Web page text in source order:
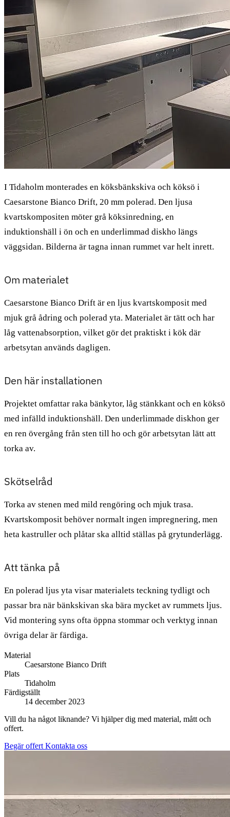
I Tidaholm monterades en köksbänkskiva och köksö i
Caesarstone Bianco Drift, 20 mm polerad. Den ljusa
kvartskompositen möter grå köksinredning, en
induktionshäll i ön och en underlimmad diskho längs
väggsidan. Bilderna är tagna innan rummet var helt inrett.
Om materialet
Caesarstone Bianco Drift är en ljus kvartskomposit med
mjuk grå ådring och polerad yta. Materialet är tätt och har
låg vattenabsorption, vilket gör det praktiskt i kök där
arbetsytan används dagligen.
Den här installationen
Projektet omfattar raka bänkytor, låg stänkkant och en köksö
med infälld induktionshäll. Den underlimmade diskhon ger
en ren övergång från sten till ho och gör arbetsytan lätt att
torka av.
Skötselråd
Torka av stenen med mild rengöring och mjuk trasa.
Kvartskomposit behöver normalt ingen impregnering, men
heta kastruller och plåtar ska alltid ställas på grytunderlägg.
Att tänka på
En polerad ljus yta visar materialets teckning tydligt och
passar bra när bänkskivan ska bära mycket av rummets ljus.
Vid montering syns ofta öppna stommar och verktyg innan
övriga delar är färdiga.
Material
Caesarstone Bianco Drift
Plats
Tidaholm
Färdigställt
14 december 2023
Vill du ha något liknande? Vi hjälper dig med material, mått och
offert.
Begär offert Kontakta oss